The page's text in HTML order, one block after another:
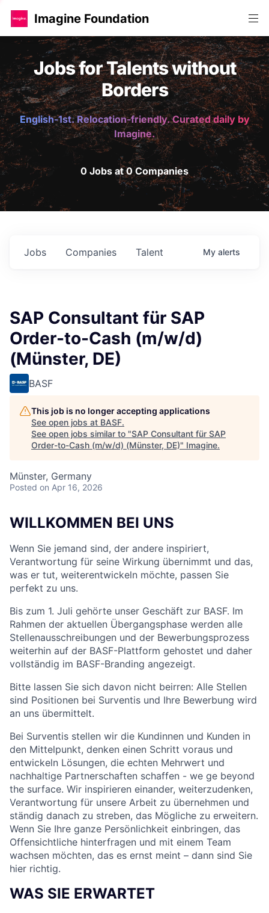
Imagine Foundation
Jobs for Talents without
Borders
English-1st. Relocation-friendly. Curated daily by
Imagine.
0 Jobs at 0 Companies
Jobs Companies Talent My alerts
SAP Consultant für SAP
Order-to-Cash (m/w/d)
(Münster, DE)
BASF
This job is no longer accepting applications
See open jobs at BASF.
See open jobs similar to "SAP Consultant für SAP
Order-to-Cash (m/w/d) (Münster, DE)" Imagine.
Münster, Germany
Posted on Apr 16, 2026
WILLKOMMEN BEI UNS
Wenn Sie jemand sind, der andere inspiriert,
Verantwortung für seine Wirkung übernimmt und das,
was er tut, weiterentwickeln möchte, passen Sie
perfekt zu uns.
Bis zum 1. Juli gehörte unser Geschäft zur BASF. Im
Rahmen der aktuellen Übergangsphase werden alle
Stellenausschreibungen und der Bewerbungsprozess
weiterhin auf der BASF-Plattform gehostet und daher
vollständig im BASF-Branding angezeigt.
Bitte lassen Sie sich davon nicht beirren: Alle Stellen
sind Positionen bei Surventis und Ihre Bewerbung wird
an uns übermittelt.
Bei Surventis stellen wir die Kundinnen und Kunden in
den Mittelpunkt, denken einen Schritt voraus und
entwickeln Lösungen, die echten Mehrwert und
nachhaltige Partnerschaften schaffen - we ge beyond
the surface. Wir inspirieren einander, weiterzudenken,
Verantwortung für unsere Arbeit zu übernehmen und
ständig danach zu streben, das Mögliche zu erweitern.
Wenn Sie Ihre ganze Persönlichkeit einbringen, das
Offensichtliche hinterfragen und mit einem Team
wachsen möchten, das es ernst meint – dann sind Sie
hier richtig.
WAS SIE ERWARTET